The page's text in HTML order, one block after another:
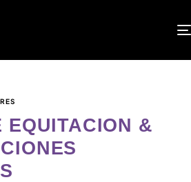
EQUITACION &